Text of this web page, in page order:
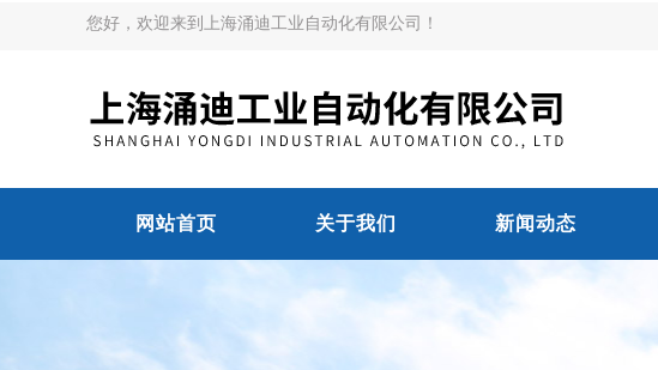
您好，欢迎来到上海涌迪工业自动化有限公司！
网站首页 关于我们 新闻动态